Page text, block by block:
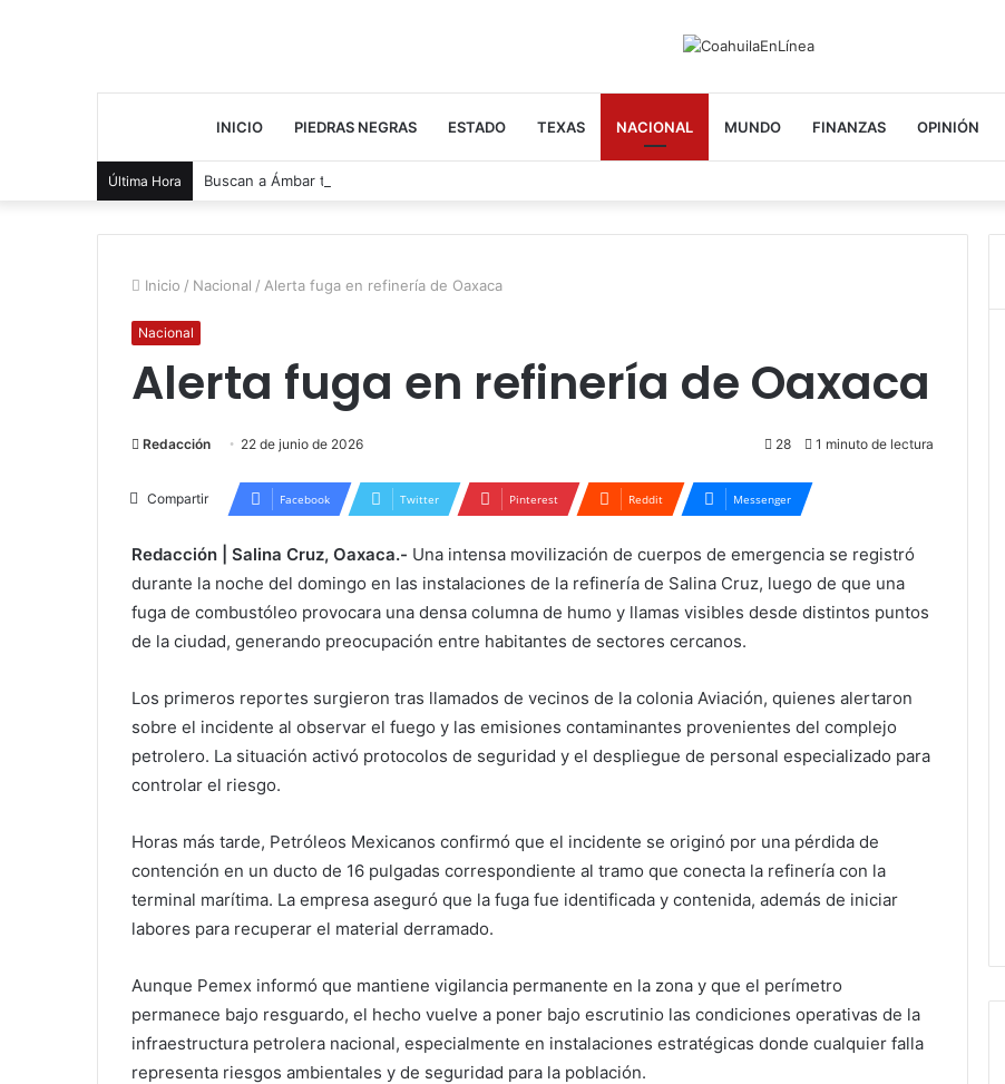
INICIO PIEDRAS NEGRAS ESTADO TEXAS NACIONAL MUNDO FINANZAS OPINIÓN
Última Hora Buscan a Ámbar tras salir de casa
Inicio / Nacional / Alerta fuga en refinería de Oaxaca
Nacional
Alerta fuga en refinería de Oaxaca
Redacción 22 de junio de 2026 28 1 minuto de lectura
Compartir Facebook Twitter Pinterest Reddit Messenger
Redacción | Salina Cruz, Oaxaca.- Una intensa movilización de cuerpos de emergencia se registró
durante la noche del domingo en las instalaciones de la refinería de Salina Cruz, luego de que una
fuga de combustóleo provocara una densa columna de humo y llamas visibles desde distintos puntos
de la ciudad, generando preocupación entre habitantes de sectores cercanos.
Los primeros reportes surgieron tras llamados de vecinos de la colonia Aviación, quienes alertaron
sobre el incidente al observar el fuego y las emisiones contaminantes provenientes del complejo
petrolero. La situación activó protocolos de seguridad y el despliegue de personal especializado para
controlar el riesgo.
Horas más tarde, Petróleos Mexicanos confirmó que el incidente se originó por una pérdida de
contención en un ducto de 16 pulgadas correspondiente al tramo que conecta la refinería con la
terminal marítima. La empresa aseguró que la fuga fue identificada y contenida, además de iniciar
labores para recuperar el material derramado.
Aunque Pemex informó que mantiene vigilancia permanente en la zona y que el perímetro
permanece bajo resguardo, el hecho vuelve a poner bajo escrutinio las condiciones operativas de la
infraestructura petrolera nacional, especialmente en instalaciones estratégicas donde cualquier falla
representa riesgos ambientales y de seguridad para la población.